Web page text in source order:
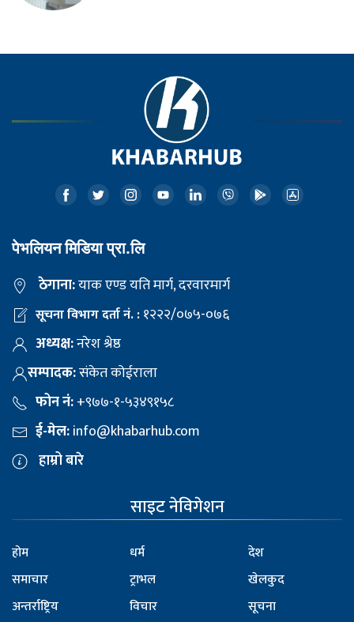
पेभलियन मिडिया प्रा.लि
ठेगाना:याक एण्ड यति मार्ग, दरवारमार्ग
सूचना विभाग दर्ता नं. :१२२२/०७५-०७६
अध्यक्ष:नरेश श्रेष्ठ
सम्पादक:संकेत कोईराला
फोन नं:+९७७-१-५३४९१५८
ई-मेल:info@khabarhub.com
हाम्रो बारे
साइट नेविगेशन
होम
समाचार
अन्तर्राष्ट्रिय
धर्म
ट्राभल
विचार
देश
खेलकुद
सूचना